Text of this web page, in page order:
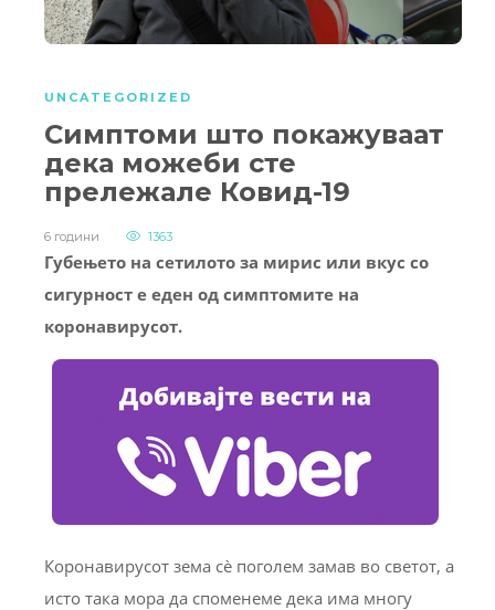
UNCATEGORIZED
Симптоми што покажуваат
дека можеби сте
прележале Ковид-19
6 години 1363
Губењето на сетилото за мирис или вкус со
сигурност е еден од симптомите на
коронавирусот.
Коронавирусот зема сè поголем замав во светот, а
исто така мора да споменеме дека има многу